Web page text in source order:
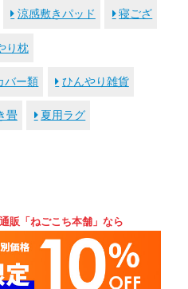
涼感敷きパッド 寝ござ
り枕
バー類 ひんやり雑貨
畳 夏用ラグ
販「ねごこち本舗」なら